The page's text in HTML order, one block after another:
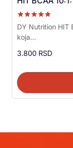
Ocenjeno sa
5.00
od 5
DY Nutrition HIT
koja...
3.800 RSD